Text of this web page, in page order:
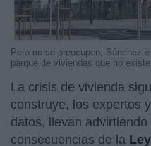
Pero no se preocupen, Sánchez
parque de viviendas que no
La crisis de vivienda
construye, los expertos
datos, llevan
consecuencias de la